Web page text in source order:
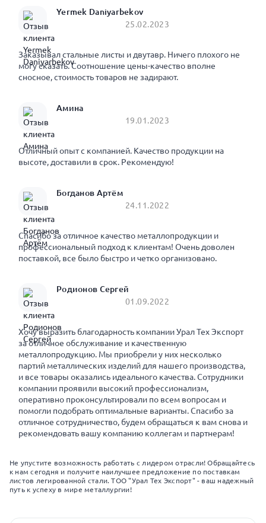
Yermek Daniyarbekov
25.02.2023
Заказывал стальные листы и двутавр. Ничего плохого не
могу сказать. Соотношение цены-качество вполне
сносное, стоимость товаров не задирают.
Амина
19.01.2023
Отличный опыт с компанией. Качество продукции на
высоте, доставили в срок. Рекомендую!
Богданов Артём
24.11.2022
Спасибо за отличное качество металлопродукции и
профессиональный подход к клиентам! Очень доволен
поставкой, все было быстро и четко организовано.
Родионов Сергей
01.09.2022
Хочу выразить благодарность компании Урал Тех Экспорт
за отличное обслуживание и качественную
металлопродукцию. Мы приобрели у них несколько
партий металлических изделий для нашего производства,
и все товары оказались идеального качества. Сотрудники
компании проявили высокий профессионализм,
оперативно проконсультировали по всем вопросам и
помогли подобрать оптимальные варианты. Спасибо за
отличное сотрудничество, будем обращаться к вам снова и
рекомендовать вашу компанию коллегам и партнерам!
Не упустите возможность работать с лидером отрасли! Обращайтесь
к нам сегодня и получите наилучшее предложение по поставкам
листов легированной стали. ТОО "Урал Тех Экспорт" - ваш надежный
путь к успеху в мире металлургии!